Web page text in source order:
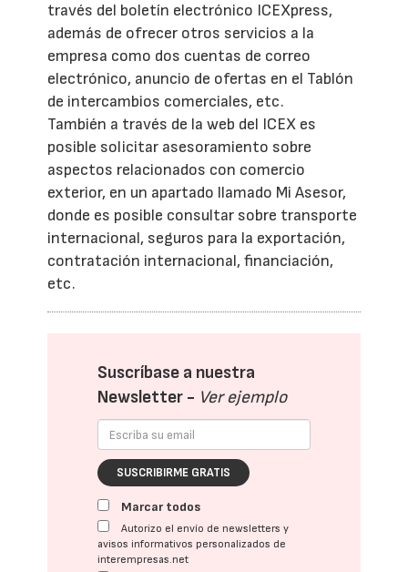
través del boletín electrónico ICEXpress,
además de ofrecer otros servicios a la
empresa como dos cuentas de correo
electrónico, anuncio de ofertas en el Tablón
de intercambios comerciales, etc.
También a través de la web del ICEX es
posible solicitar asesoramiento sobre
aspectos relacionados con comercio
exterior, en un apartado llamado Mi Asesor,
donde es posible consultar sobre transporte
internacional, seguros para la exportación,
contratación internacional, financiación,
etc.
Suscríbase a nuestra
Newsletter - Ver ejemplo
SUSCRIBIRME GRATIS
Marcar todos
Autorizo el envío de newsletters y
avisos informativos personalizados de
interempresas.net